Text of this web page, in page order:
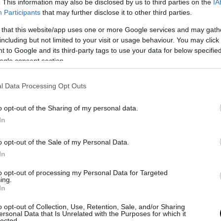
This information may also be disclosed by us to third parties on the
Participants that may further disclose it to other third parties.
that this website/app uses one or more Google services and may
but not limited to your visit or usage behaviour. You may
to Google and its third-party tags to use your data for below
consent section.
Data Processing Opt Outs
opt-out of the Sharing of my personal data.
opt-out of the Sale of my Personal Data.
opt-out of processing my Personal Data for Targeted
opt-out of Collection, Use, Retention, Sale, and/or Sharing
Data that Is Unrelated with the Purposes for which it
estrema urgenza “le azioni che intende intraprendere per
di raccolta dei rifiuti”. Dal canto loro, anche le Asl hanno
igienica già in atto, che può portare alla successiva
Campidoglio
dell’Ambiente – firmata dal capo della Direzione generale